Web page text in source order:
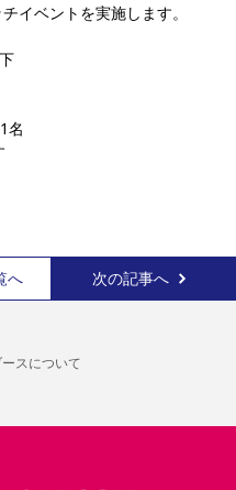
イベントを実施します。
名
へ 次の記事へ
スについて